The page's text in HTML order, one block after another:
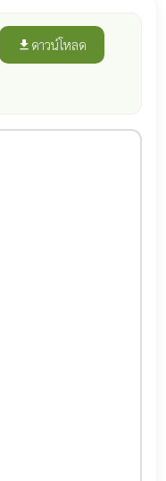
file_download ดาวน์โหลด